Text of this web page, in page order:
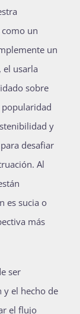
un
un
usarla
sobre
y
desafiar
Al
es sucia o
más
ser
y el hecho de
el flujo